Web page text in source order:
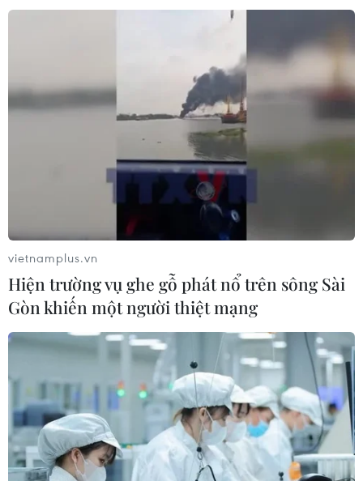
vietnamplus.vn
Hiện trường vụ ghe gỗ phát nổ trên sông Sài
Gòn khiến một người thiệt mạng